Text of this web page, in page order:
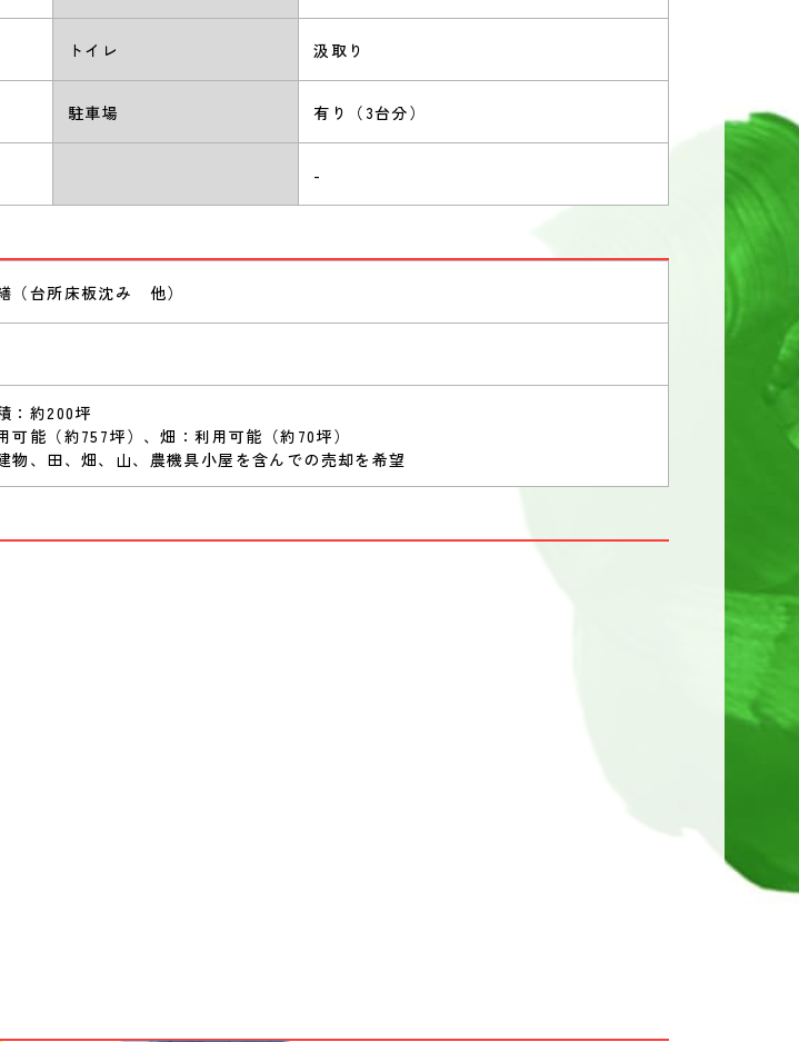
トイレ 汲取り
駐車場 有り（3台分）
-
台所床板沈み 他）
：約200坪
可能（約757坪）、畑：利用可能（約70坪）
物、田、畑、山、農機具小屋を含んでの売却を希望